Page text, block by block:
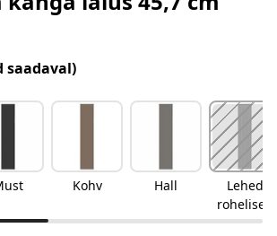
saadaval)
Kohv Hall
Lehed
rohelised